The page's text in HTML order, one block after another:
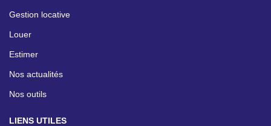
Gestion locative
Louer
Estimer
Nos actualités
Nos outils
LIENS UTILES